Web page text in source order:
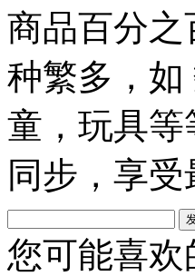
商品百分
种繁多，
童，玩具
同步，享
您可能喜欢